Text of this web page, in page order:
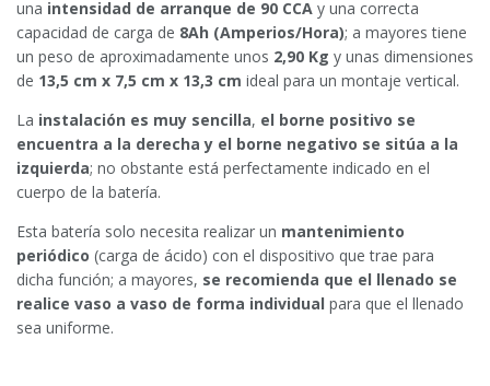
una intensidad de arranque de 90 CCA y una correcta
capacidad de carga de 8Ah (Amperios/Hora); a mayores tiene
un peso de aproximadamente unos 2,90 Kg y unas dimensiones
de 13,5 cm x 7,5 cm x 13,3 cm ideal para un montaje vertical.
La instalación es muy sencilla, el borne positivo se
encuentra a la derecha y el borne negativo se sitúa a la
izquierda; no obstante está perfectamente indicado en el
cuerpo de la batería.
Esta batería solo necesita realizar un mantenimiento
periódico (carga de ácido) con el dispositivo que trae para
dicha función; a mayores, se recomienda que el llenado se
realice vaso a vaso de forma individual para que el llenado
sea uniforme.